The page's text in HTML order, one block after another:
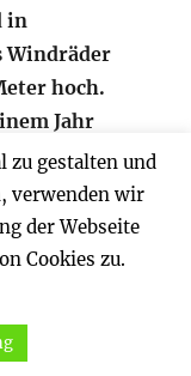
in
Windräder
hoch.
Jahr
Anwohner
zu gestalten und
verwenden wir
der Webseite
Cookies zu.